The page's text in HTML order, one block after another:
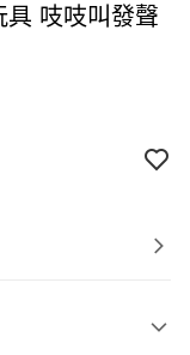
具 吱吱叫發聲